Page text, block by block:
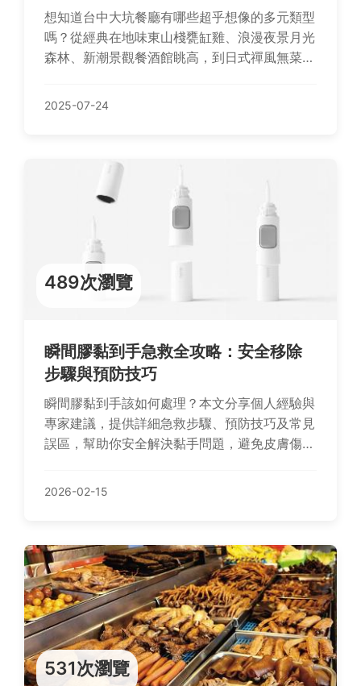
想知道台中大坑餐廳有哪些超乎想像的多元類型
嗎？從經典在地味東山棧甕缸雞、浪漫夜景月光
森林、新潮景觀餐酒館眺高，到日式禪風無菜單
箱王、約會園區心之芳庭、景觀咖啡山水啡、賞
2025-07-24
489次瀏覽
瞬間膠黏到手急救全攻略：安全移除
步驟與預防技巧
瞬間膠黏到手該如何處理？本文分享個人經驗與
專家建議，提供詳細急救步驟、預防技巧及常見
誤區，幫助你安全解決黏手問題，避免皮膚傷
2026-02-15
531次瀏覽